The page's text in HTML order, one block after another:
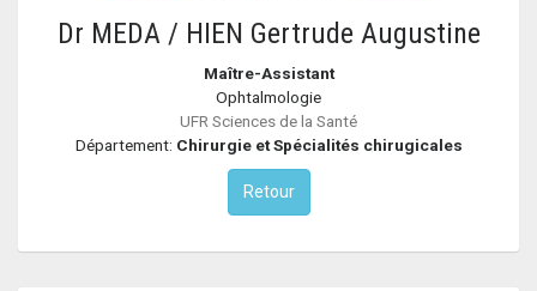
Dr MEDA / HIEN Gertrude Augustine
Maître-Assistant
Ophtalmologie
UFR Sciences de la Santé
Département: Chirurgie et Spécialités chirugicales
Retour